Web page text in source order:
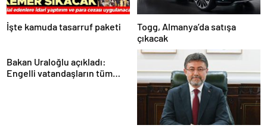
İşte kamuda tasarruf paketi
Togg, Almanya’da satışa
çıkacak
Bakan Uraloğlu açıkladı:
Engelli vatandaşların tüm